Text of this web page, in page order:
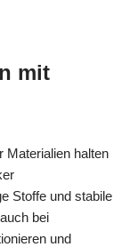
mit
Materialien halten
Stoffe und stabile
bei
und